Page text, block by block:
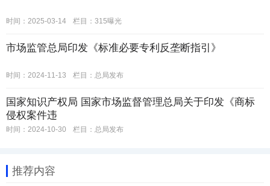
时间：2025-03-14 栏目： 315曝光
市场监管总局印发《标准必要专利反垄断指引》
时间：2024-11-13 栏目： 总局发布
国家知识产权局 国家市场监督管理总局关于印发《商标
侵权案件违
时间：2024-10-30 栏目： 总局发布
推荐内容